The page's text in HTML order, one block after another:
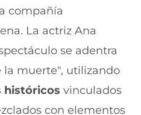
compañía
La actriz Ana
se adentra
la muerte", utilizando
históricos vinculados
con elementos